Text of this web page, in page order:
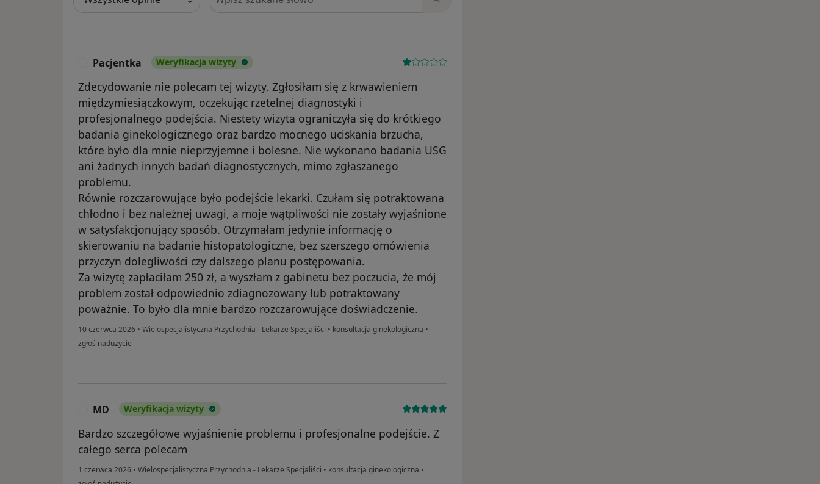
Pacjentka Weryfikacja wizyty
Zdecydowanie nie polecam tej wizyty. Zgłosiłam się z krwawieniem
międzymiesiączkowym, oczekując rzetelnej diagnostyki i
profesjonalnego podejścia. Niestety wizyta ograniczyła się do krótkiego
badania ginekologicznego oraz bardzo mocnego uciskania brzucha,
które było dla mnie nieprzyjemne i bolesne. Nie wykonano badania USG
ani żadnych innych badań diagnostycznych, mimo zgłaszanego
problemu.
Równie rozczarowujące było podejście lekarki. Czułam się potraktowana
chłodno i bez należnej uwagi, a moje wątpliwości nie zostały wyjaśnione
w satysfakcjonujący sposób. Otrzymałam jedynie informację o
skierowaniu na badanie histopatologiczne, bez szerszego omówienia
przyczyn dolegliwości czy dalszego planu postępowania.
Za wizytę zapłaciłam 250 zł, a wyszłam z gabinetu bez poczucia, że mój
problem został odpowiednio zdiagnozowany lub potraktowany
poważnie. To było dla mnie bardzo rozczarowujące doświadczenie.
10 czerwca 2026 • Wielospecjalistyczna Przychodnia - Lekarze Specjaliści • konsultacja ginekologiczna •
w opinii użytkownika Pacjentka
zgłoś nadużycie
MD Weryfikacja wizyty
Bardzo szczegółowe wyjaśnienie problemu i profesjonalne podejście. Z
całego serca polecam
1 czerwca 2026 • Wielospecjalistyczna Przychodnia - Lekarze Specjaliści • konsultacja ginekologiczna •
w opinii użytkownika MD